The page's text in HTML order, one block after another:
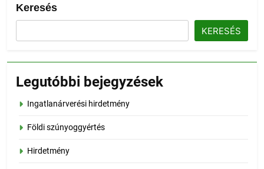
Keresés
KERESÉS
Legutóbbi bejegyzések
Ingatlanárverési hirdetmény
Földi szúnyoggyértés
Hirdetmény